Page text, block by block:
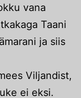
vana
Taani
ja siis
Viljandist,
ei eksi.